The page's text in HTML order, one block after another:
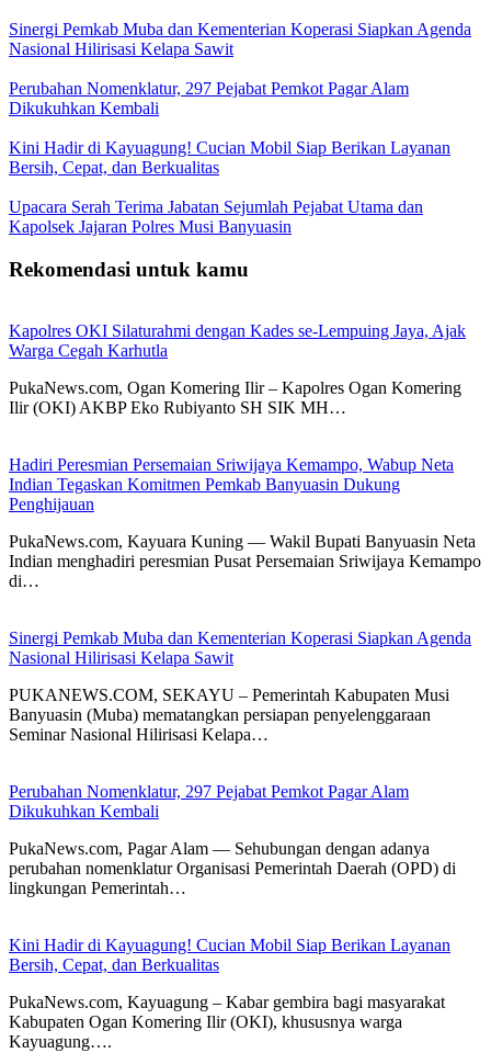
Sinergi Pemkab Muba dan Kementerian Koperasi Siapkan Agenda
Nasional Hilirisasi Kelapa Sawit
Perubahan Nomenklatur, 297 Pejabat Pemkot Pagar Alam
Dikukuhkan Kembali
Kini Hadir di Kayuagung! Cucian Mobil Siap Berikan Layanan
Bersih, Cepat, dan Berkualitas
Upacara Serah Terima Jabatan Sejumlah Pejabat Utama dan
Kapolsek Jajaran Polres Musi Banyuasin
Rekomendasi untuk kamu
Kapolres OKI Silaturahmi dengan Kades se-Lempuing Jaya, Ajak
Warga Cegah Karhutla
PukaNews.com, Ogan Komering Ilir – Kapolres Ogan Komering
Ilir (OKI) AKBP Eko Rubiyanto SH SIK MH…
Hadiri Peresmian Persemaian Sriwijaya Kemampo, Wabup Neta
Indian Tegaskan Komitmen Pemkab Banyuasin Dukung
Penghijauan
PukaNews.com, Kayuara Kuning — Wakil Bupati Banyuasin Neta
Indian menghadiri peresmian Pusat Persemaian Sriwijaya Kemampo
di…
Sinergi Pemkab Muba dan Kementerian Koperasi Siapkan Agenda
Nasional Hilirisasi Kelapa Sawit
PUKANEWS.COM, SEKAYU – Pemerintah Kabupaten Musi
Banyuasin (Muba) mematangkan persiapan penyelenggaraan
Seminar Nasional Hilirisasi Kelapa…
Perubahan Nomenklatur, 297 Pejabat Pemkot Pagar Alam
Dikukuhkan Kembali
PukaNews.com, Pagar Alam — Sehubungan dengan adanya
perubahan nomenklatur Organisasi Pemerintah Daerah (OPD) di
lingkungan Pemerintah…
Kini Hadir di Kayuagung! Cucian Mobil Siap Berikan Layanan
Bersih, Cepat, dan Berkualitas
PukaNews.com, Kayuagung – Kabar gembira bagi masyarakat
Kabupaten Ogan Komering Ilir (OKI), khususnya warga
Kayuagung….